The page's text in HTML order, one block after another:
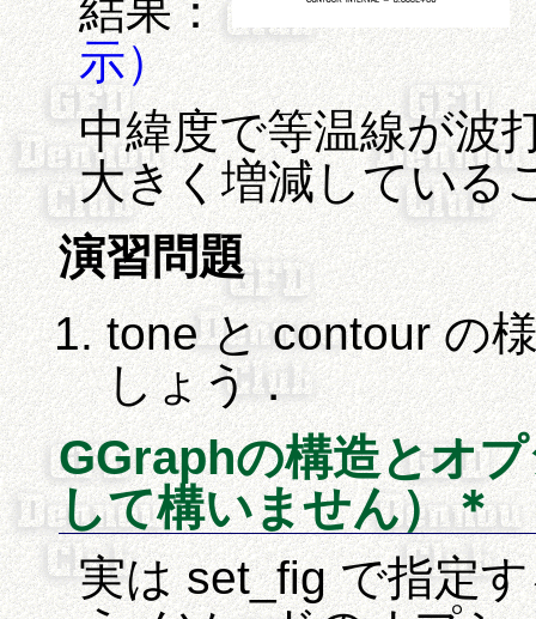
結果：
示）
中緯度で等温線が波
大きく増減している
演習問題
tone と contour の
しょう．
GGraphの構造とオ
して構いません）＊
実は set_fig で指定